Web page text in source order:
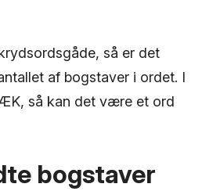
så er det
af bogstaver i ordet. I
så kan det være et ord
bogstaver